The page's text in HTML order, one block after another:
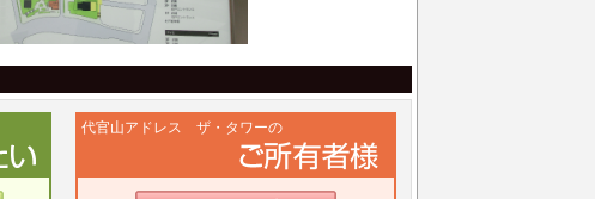
代官山アドレス ザ・タワーの